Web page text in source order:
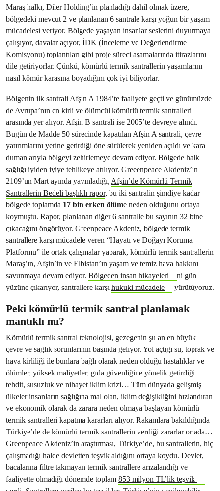
Maraş halkı, Diler Holding’in planladığı dahil olmak üzere,
bölgedeki mevcut 2 ve planlanan 6 santrale karşı yoğun bir yaşam
mücadelesi veriyor. Bölgede yaşayan insanlar seslerini duyurmaya
çalışıyor, davalar açıyor, İDK (İnceleme ve Değerlendirme
Komisyonu) toplantıları gibi proje süreci aşamalarında itirazlarını
dile getiriyorlar. Çünkü, kömürlü termik santrallerin yaşamlarını
nasıl kömür karasına boyadığını çok iyi biliyorlar.
Bölgenin ilk santrali Afşin A 1984’te faaliyete geçti ve günümüzde
de Avrupa’nın en kirli ve ölümcül kömürlü termik santralleri
arasında yer alıyor. Afşin B santrali ise 2005’te devreye alındı.
Bugün de Madde 50 sürecinde kapatılan Afşin A santrali, çevre
yatırımlarını yerine getirdiği öne sürülerek yeniden açıldı ve kara
dumanlarıyla bölgeyi zehirlemeye devam ediyor. Bölgede halk
sağlığı iyiden iyiye tehlikeye atılıyor. Greeenpeace Akdeniz’in
2109’un Mart ayında yayınladığı, Afşin’de Kömürlü Termik
Santrallerin Bedeli başlıklı rapor, bu iki santralin şimdiye kadar
bölgede toplamda 17 bin erken ölüme neden olduğunu ortaya
koymuştu. Rapor, planlanan diğer 6 santralle bu sayının 32 bine
çıkacağını öngörüyor. Greenpeace Akdeniz, bölgede termik
santrallere karşı mücadele veren “Hayatı ve Doğayı Koruma
Platformu” ile ortak çalışmalar yaparak, kömürlü termik santrallerin
Maraş’ın, Afşin’in ve Elbistan’ın yaşam ve temiz hava hakkını
savunmaya devam ediyor. Bölgeden insan hikayeleri
ni gün
yüzüne çıkarıyor, santrallere karşı hukuki mücadele yürütüyoruz.
Peki kömürlü termik santral planlamak
mantıklı mı?
Kömürlü termik santral teknolojisi, gezegenin şu an en büyük
çevre ve sağlık sorunlarının başında geliyor. Yol açtığı su, toprak ve
hava kirliliği ile bunlara bağlı olarak neden olduğu hastalıklar ve
ölümler, yüksek maliyetler, gıda güvenliğine yönelik getirdiği
tehdit, susuzluk ve nihayet iklim krizi… Tüm dünyada gelişmiş
ülkeler insanların sağlığına mal olan, iklim değişikliğini hızlandıran
ve ekonomik olarak da zarara neden olmaya başlayan kömürlü
termik santralleri kapatma kararları alıyor. Rakamlara bakıldığında
Türkiye’de de kömürlü termik santrallerin verdiği zararlar ortada…
Greenpeace Akdeniz’in araştırması, Türkiye’de, bu santrallerin, hiç
çalışmadığı halde devletten teşvik aldığını ortaya koydu. Devlet,
bacalarına filtre takmayan termik santrallere arızalandığı ve
faaliyette olmadığı dönemde toplam 853 milyon TL’lik teşvik